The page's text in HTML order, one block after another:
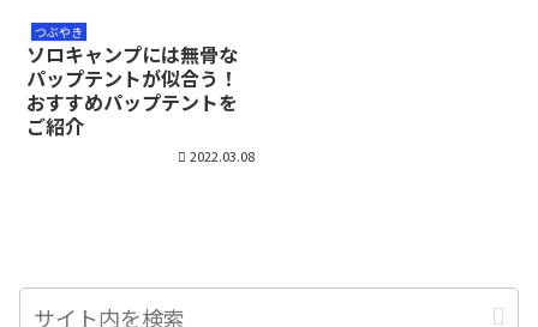
つぶやき
ソロキャンプには無骨な
パップテントが似合う！
おすすめパップテントを
ご紹介
2022.03.08